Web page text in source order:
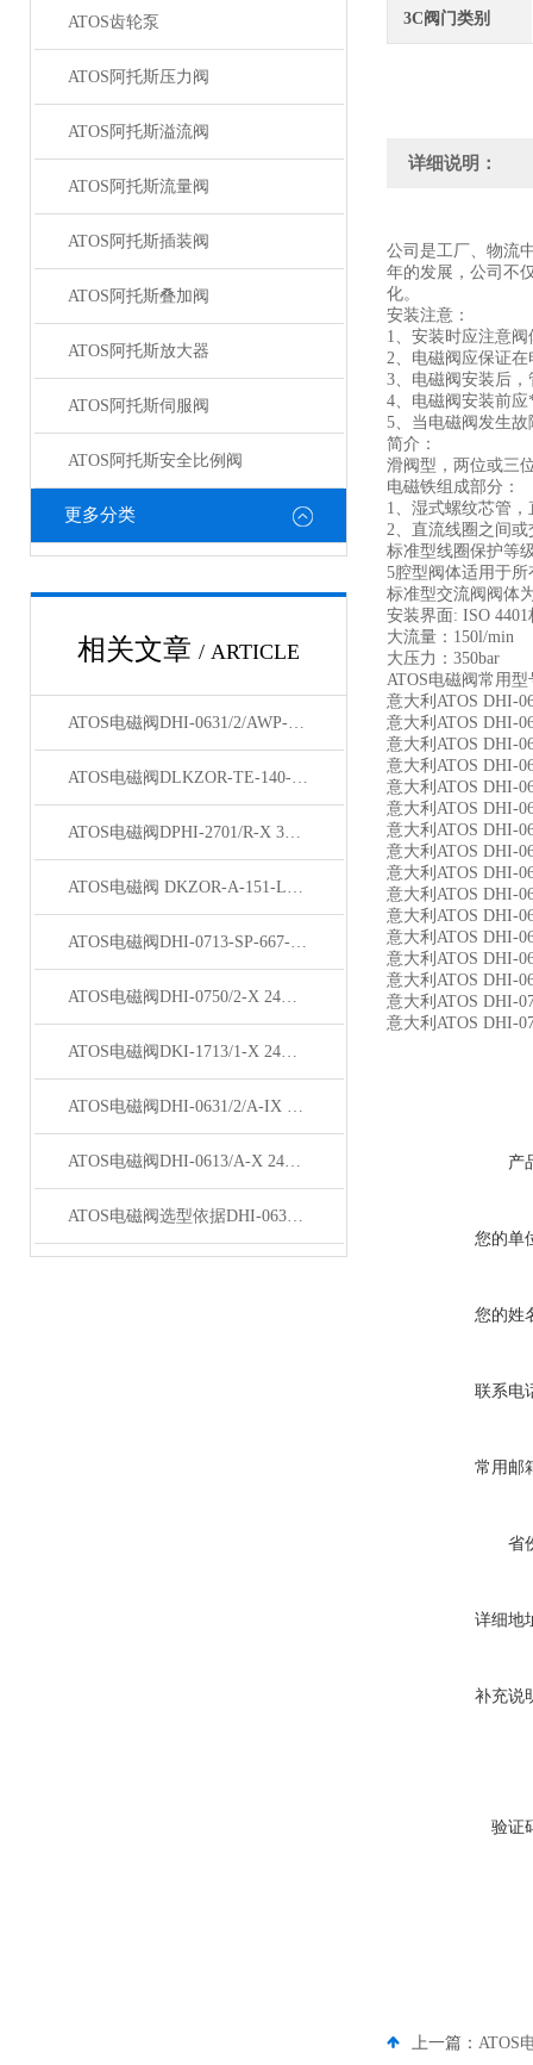
ATOS齿轮泵
ATOS阿托斯压力阀
ATOS阿托斯溢流阀
ATOS阿托斯流量阀
ATOS阿托斯插装阀
ATOS阿托斯叠加阀
ATOS阿托斯放大器
ATOS阿托斯伺服阀
ATOS阿托斯安全比例阀
更多分类
相关文章 / ARTICLE
ATOS电磁阀DHI-0631/2/AWP-00产地货源
ATOS电磁阀DLKZOR-TE-140-L71/I现货
ATOS电磁阀DPHI-2701/R-X 31原装新品
ATOS电磁阀 DKZOR-A-151-L5/BY/18 40天津现货
ATOS电磁阀DHI-0713-SP-667-24DC现货
ATOS电磁阀DHI-0750/2-X 24DC原理
ATOS电磁阀DKI-1713/1-X 24DC 24经销
ATOS电磁阀DHI-0631/2/A-IX 24DC原理
ATOS电磁阀DHI-0613/A-X 24DC 23原理
ATOS电磁阀选型依据DHI-0631/2P-X 24DC,
3C阀门类别
详细说明：
公司是工厂、物流
年的发展，公司不
化。
安装注意：
1、安装时应注意
2、电磁阀应保证
3、电磁阀安装后
4、电磁阀安装前
5、当电磁阀发生
简介：
滑阀型，两位或三
电磁铁组成部分：
1、湿式螺纹芯管
2、直流线圈之间
标准型线圈保护等
5腔型阀体适用于
标准型交流阀阀体
安装界面: ISO
大流量：150l/min
大压力：350bar
ATOS电磁阀常用型
意大利ATOS
意大利ATOS DHI-
意大利ATOS
意大利ATOS DHI-
意大利ATOS
意大利ATOS DHI-
意大利ATOS
意大利ATOS DHI-
意大利ATOS
意大利ATOS DHI-
意大利ATOS
意大利ATOS DHI-
意大利ATOS
意大利ATOS DHI-
意大利ATOS
意大利ATOS DHI-
产
您的单
您的姓
联系电
常用邮
省
详细地
补充说
验证
上一篇： ATOS